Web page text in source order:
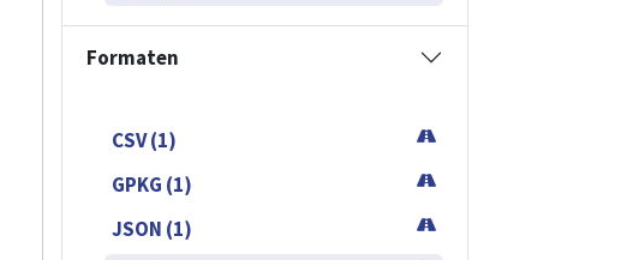
Formaten
CSV (1)
GPKG (1)
JSON (1)